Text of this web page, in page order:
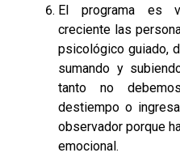
El programa es
creciente las
psicológico guiado,
sumando y
tanto no
destiempo o
observador porque
emocional.